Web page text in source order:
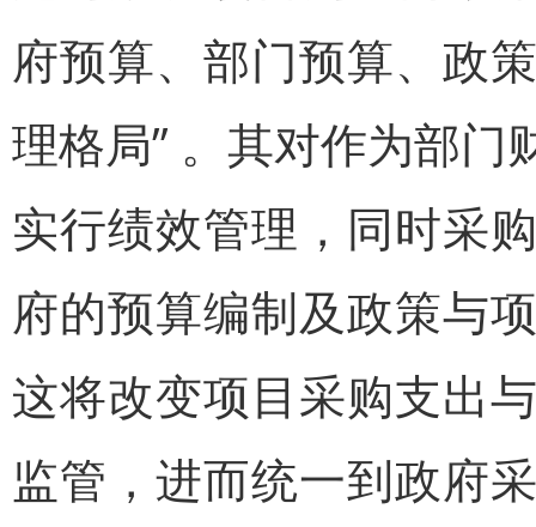
府预算、部门预算、政
理格局” 。其对作为部
实行绩效管理，同时采
府的预算编制及政策与
这将改变项目采购支出
监管，进而统一到政府